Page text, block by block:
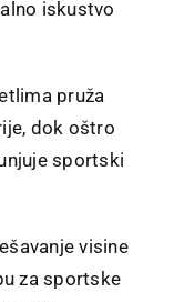
iskustvo
pruža
dok oštro
sportski
visine
za sportske